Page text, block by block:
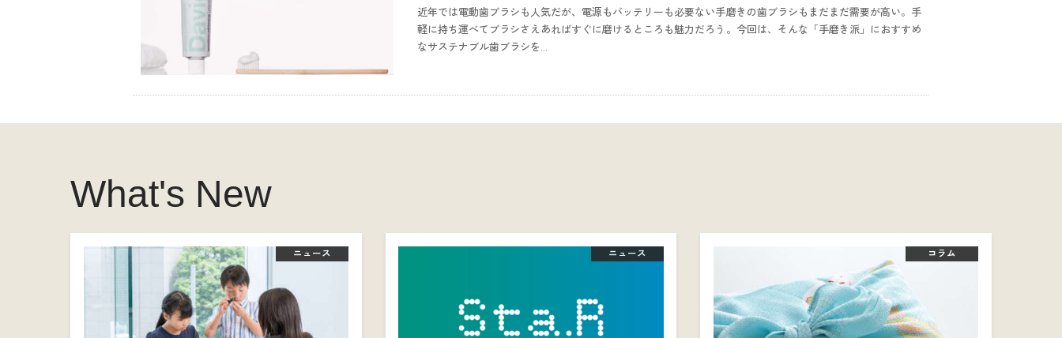
近年では電動歯ブラシも人気だが、電源もバッテリーも必要ない手磨きの歯ブラシもまだまだ需要が高い。手
軽に持ち運べてブラシさえあればすぐに磨けるところも魅力だろう。今回は、そんな「手磨き派」におすすめ
なサステナブル歯ブラシを…
What's New
ニュース ニュース コラム